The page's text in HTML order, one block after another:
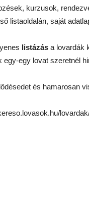
kurzusok,
listaoldalán, saját
listázás a lovardák
egy-egy lovat szeretnél
és hamarosan